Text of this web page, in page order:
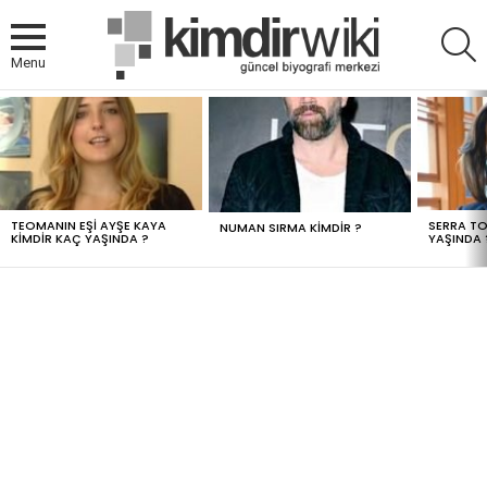
Menu
MOST
VIEWED
STORIES
TEOMANIN EŞI AYŞE KAYA
KIMDIR KAÇ YAŞINDA ?
NUMAN SIRMA KIMDIR ? SERRA
YAŞINDA